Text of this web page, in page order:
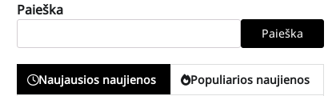
Paieška
Paieška
Naujausios naujienos Populiarios naujienos